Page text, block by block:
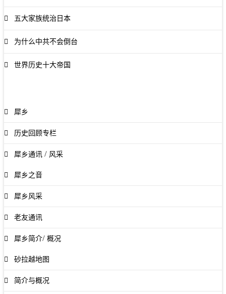
五大家族统治日本
为什么中共不会倒台
世界历史十大帝国
犀乡
历史回顾专栏
犀乡通讯 / 风采
犀乡之音
犀乡风采
老友通讯
犀乡简介/ 概况
砂拉越地图
简介与概况